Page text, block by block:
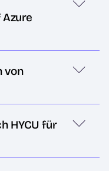
von
HYCU für